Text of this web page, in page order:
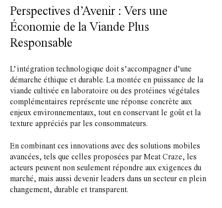
Perspectives d’Avenir : Vers une
Économie de la Viande Plus
Responsable
L’intégration technologique doit s’accompagner d’une
démarche éthique et durable. La montée en puissance de la
viande cultivée en laboratoire ou des protéines végétales
complémentaires représente une réponse concrète aux
enjeux environnementaux, tout en conservant le goût et la
texture appréciés par les consommateurs.
En combinant ces innovations avec des solutions mobiles
avancées, tels que celles proposées par Meat Craze, les
acteurs peuvent non seulement répondre aux exigences du
marché, mais aussi devenir leaders dans un secteur en plein
changement, durable et transparent.